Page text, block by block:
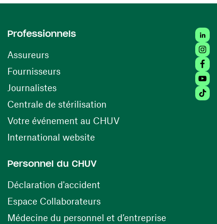
Professionnels
Assureurs
Fournisseurs(opens in a new window)
Journalistes
Centrale de stérilisation (opens in a new window)
Votre événement au CHUV(opens in a new
International website
Personnel du CHUV
Déclaration d'accident
Espace Collaborateurs(opens in a new window)
Médecine du personnel et d’entreprise